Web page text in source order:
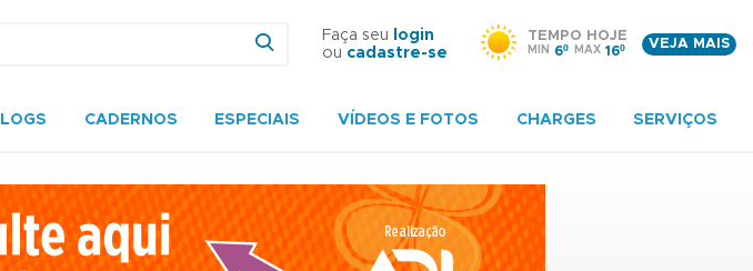
Faça seu
login
ou cadastre-se
TEMPO HOJE
MIN 6º MAX 16º
VEJA MAIS
CADERNOS ESPECIAIS VÍDEOS E FOTOS CHARGES SERVIÇOS